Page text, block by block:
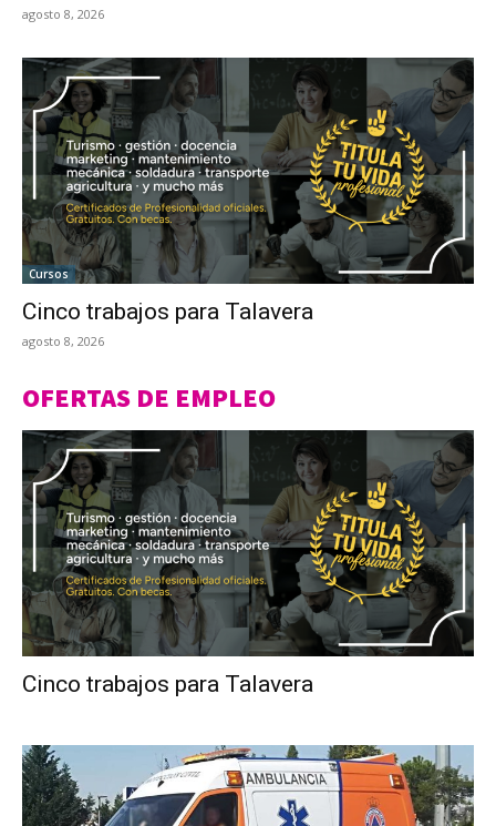
agosto 8, 2026
Cursos
Cinco trabajos para Talavera
agosto 8, 2026
OFERTAS DE EMPLEO
Cinco trabajos para Talavera